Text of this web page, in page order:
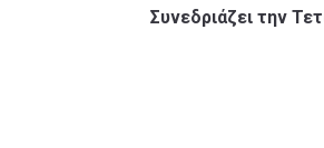
Συνεδριάζει την